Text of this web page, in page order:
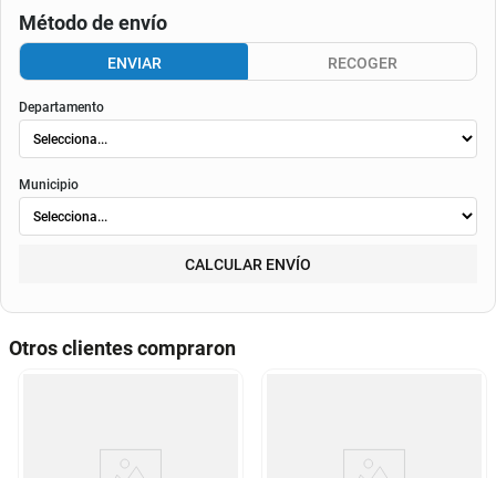
Método de envío
ENVIAR RECOGER
Departamento
Municipio
CALCULAR ENVÍO
Otros clientes compraron